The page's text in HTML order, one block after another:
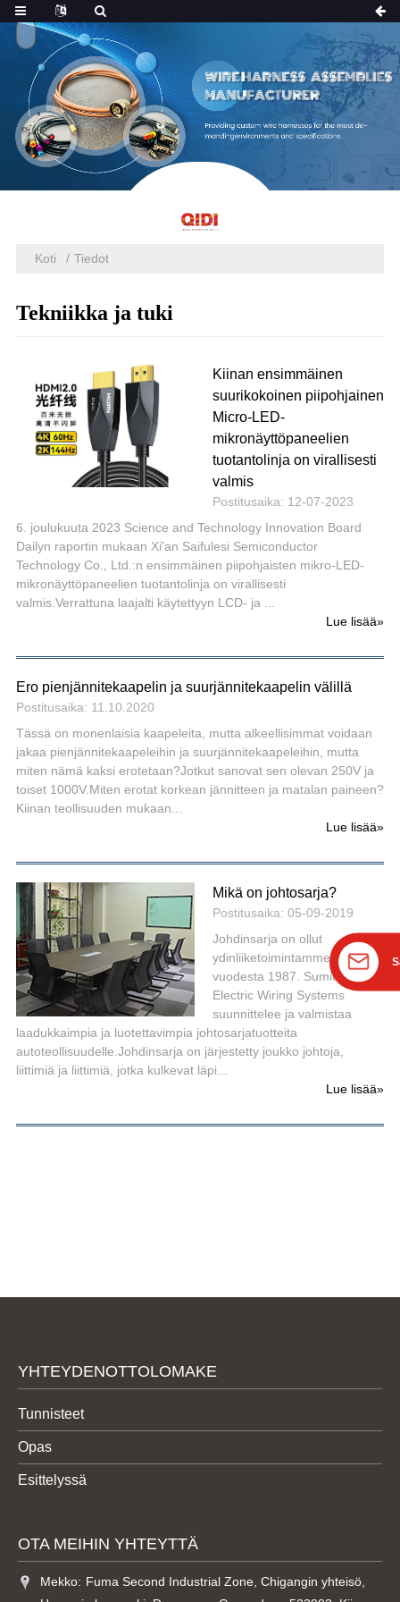
Koti Tiedot
Tekniikka ja tuki
Kiinan ensimmäinen
suurikokoinen piipohjainen
Micro-LED-
mikronäyttöpaneelien
tuotantolinja on virallisesti
valmis
Postitusaika: 12-07-2023
6. joulukuuta 2023 Science and Technology Innovation Board
Dailyn raportin mukaan Xi'an Saifulesi Semiconductor
Technology Co., Ltd.:n ensimmäinen piipohjaisten mikro-LED-
mikronäyttöpaneelien tuotantolinja on virallisesti
valmis.Verrattuna laajalti käytettyyn LCD- ja ...
Lue lisää»
Ero pienjännitekaapelin ja suurjännitekaapelin välillä
Postitusaika: 11.10.2020
Tässä on monenlaisia ​​kaapeleita, mutta alkeellisimmat voidaan
jakaa pienjännitekaapeleihin ja suurjännitekaapeleihin, mutta
miten nämä kaksi erotetaan?Jotkut sanovat sen olevan 250V ja
toiset 1000V.Miten erotat korkean jännitteen ja matalan paineen?
Kiinan teollisuuden mukaan...
Lue lisää»
Mikä on johtosarja?
Postitusaika: 05-09-2019
Johdinsarja on ollut
ydinliiketoimintamme
vuodesta 1987. Sumitomo
Electric Wiring Systems
suunnittelee ja valmistaa
laadukkaimpia ja luotettavimpia johtosarjatuotteita
autoteollisuudelle.Johdinsarja on järjestetty joukko johtoja,
liittimiä ja liittimiä, jotka kulkevat läpi...
Lue lisää»
YHTEYDENOTTOLOMAKE
Tunnisteet
Opas
Esittelyssä
OTA MEIHIN YHTEYTTÄ
Mekko: Fuma Second Industrial Zone, Chigangin yhteisö,